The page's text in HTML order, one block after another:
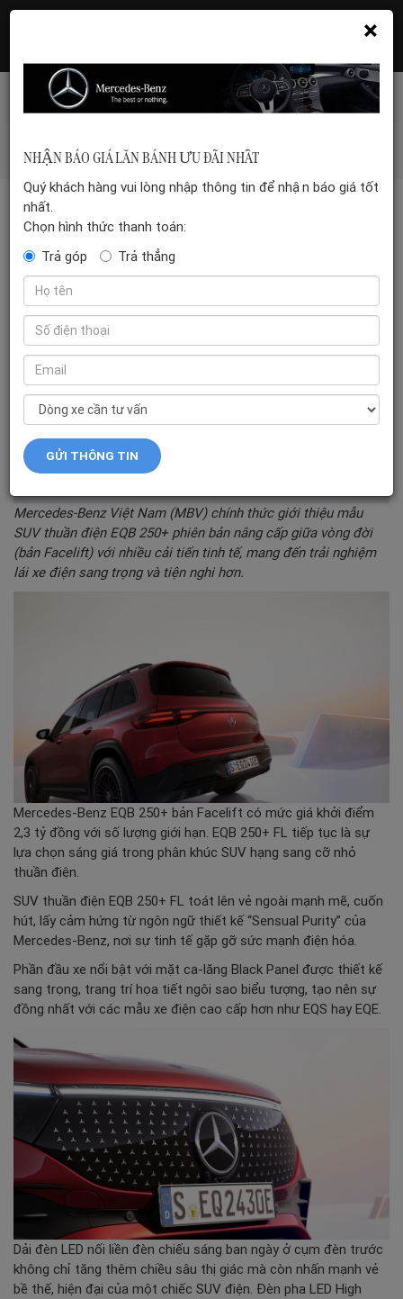
Hotline: 035 399 5555 Đặt hẹn xem xe
Benz EQB 250+ bản Facelift ra mắt, giá từ 2,3 tỷ đồng
SUV THUẦN ĐIỆN MERCEDES-BENZ EQB 250+ BẢN FACELIFT
RA MẮT, GIÁ TỪ 2,3 TỶ ĐỒNG
Mercedes-Benz Việt Nam (MBV) chính thức giới thiệu mẫu
SUV thuần điện EQB 250+ phiên bản nâng cấp giữa vòng đời
(bản Facelift) với nhiều cải tiến tinh tế, mang đến trải nghiệm
lái xe điện sang trọng và tiện nghi hơn.
Mercedes-Benz EQB 250+ bản Facelift có mức giá khởi điểm
2,3 tỷ đồng với số lượng giới hạn. EQB 250+ FL tiếp tục là sự
lựa chọn sáng giá trong phân khúc SUV hạng sang cỡ nhỏ
thuần điện.
SUV thuần điện EQB 250+ FL toát lên vẻ ngoài mạnh mẽ, cuốn
hút, lấy cảm hứng từ ngôn ngữ thiết kế “Sensual Purity” của
Mercedes-Benz, nơi sự tinh tế gặp gỡ sức mạnh điện hóa.
Phần đầu xe nổi bật với mặt ca-lăng Black Panel được thiết kế
sang trọng, trang trí họa tiết ngôi sao biểu tượng, tạo nên sự
đồng nhất với các mẫu xe điện cao cấp hơn như EQS hay EQE.
Dải đèn LED nối liền đèn chiếu sáng ban ngày ở cụm đèn trước
không chỉ tăng thêm chiều sâu thị giác mà còn nhấn mạnh vẻ
bề thế, hiện đại của một chiếc SUV điện. Đèn pha LED High
×
NHẬN BÁO GIÁ LĂN BÁNH ƯU ĐÃI NHẤT
Quý khách hàng vui lòng nhập thông tin để nhận báo giá tốt
nhất.
Chọn hình thức thanh toán:
Trả góp
Trả thẳng